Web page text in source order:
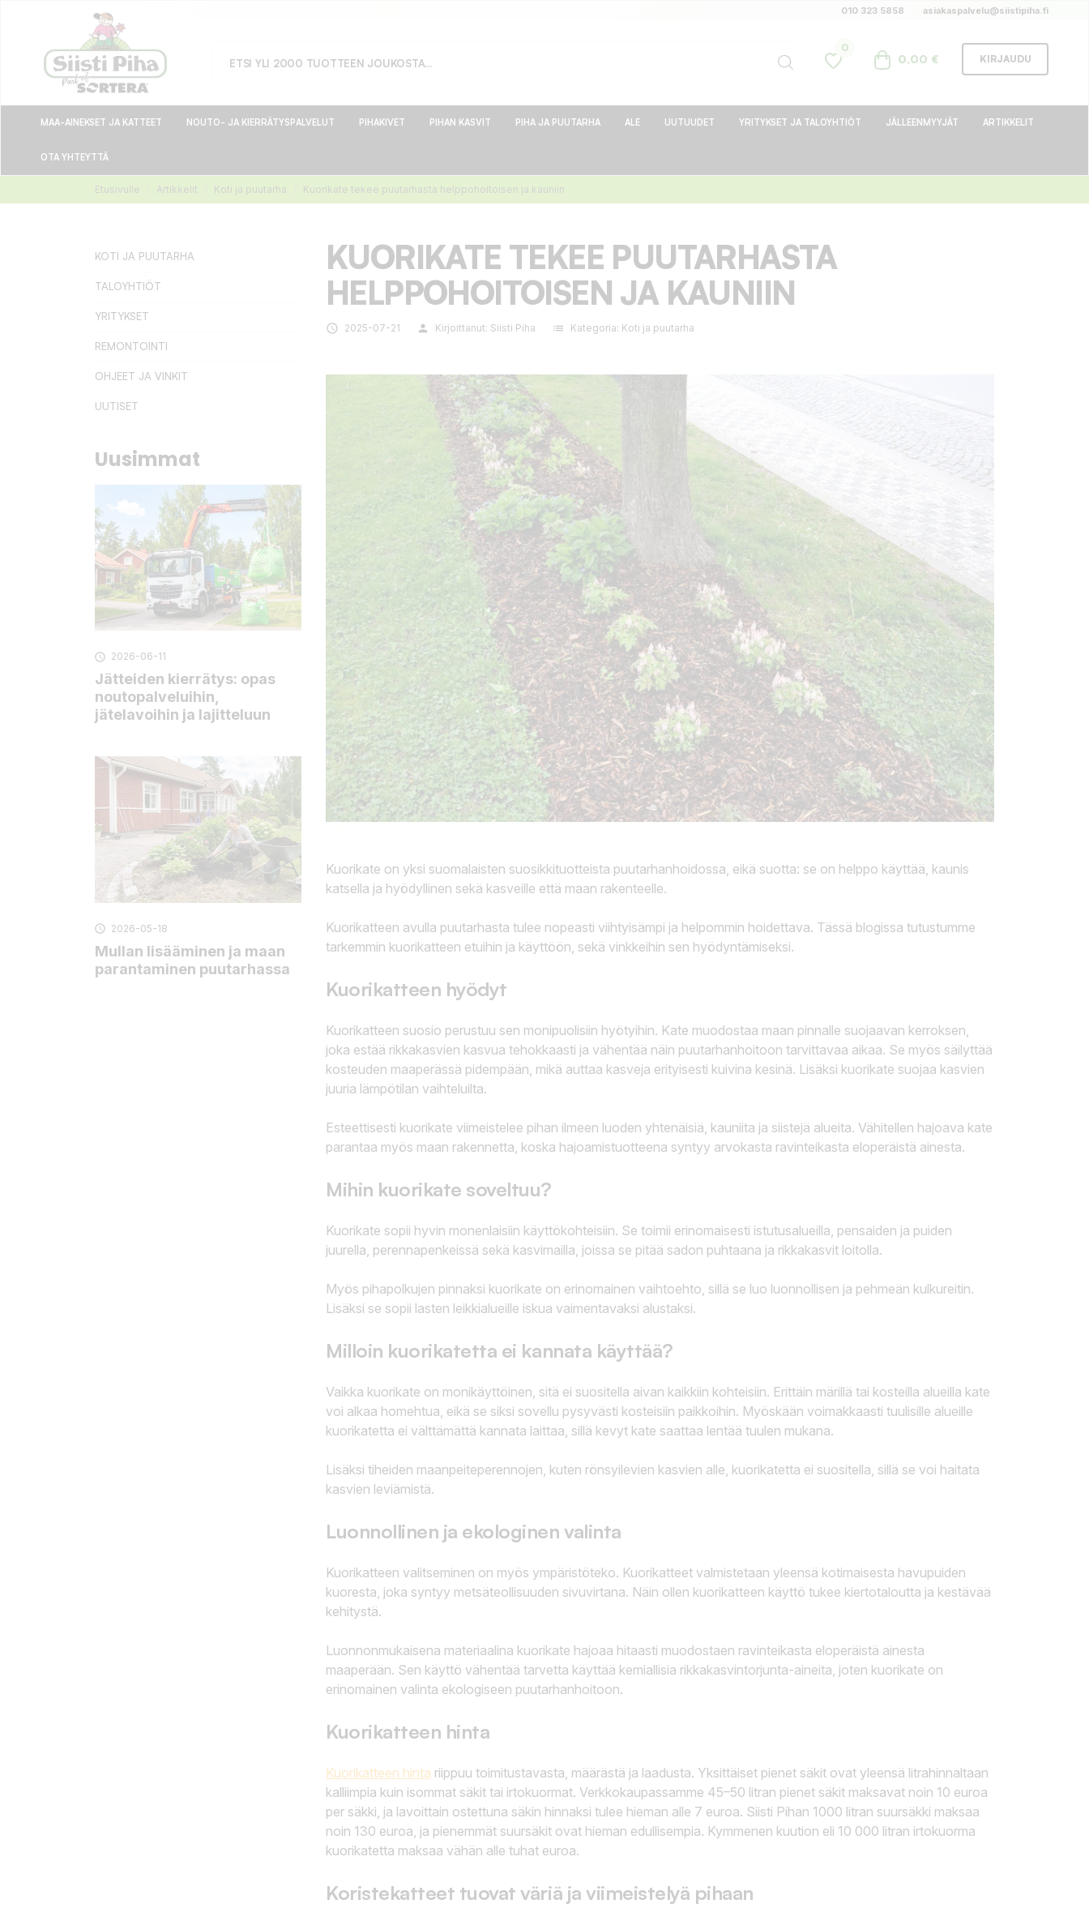
010 323 5858 asiakaspalvelu@siistipiha.fi
0
0,00 € KIRJAUDU
MAA-AINEKSET JA KATTEET NOUTO- JA KIERRÄTYSPALVELUT PIHAKIVET PIHAN KASVIT PIHA JA PUUTARHA ALE UUTUUDET YRITYKSET JA TALOYHTIÖT JÄLLEENMYYJÄT ARTIKKELIT
OTA YHTEYTTÄ
Etusivulle Artikkelit Koti ja puutarha Kuorikate tekee puutarhasta helppohoitoisen ja kauniin
KOTI JA PUUTARHA
TALOYHTIÖT
YRITYKSET
REMONTOINTI
OHJEET JA VINKIT
UUTISET
Uusimmat
 2026-06-11
Jätteiden kierrätys: opas
noutopalveluihin,
jätelavoihin ja lajitteluun
 2026-05-18
Mullan lisääminen ja maan
parantaminen puutarhassa
KUORIKATE TEKEE PUUTARHASTA
HELPPOHOITOISEN JA KAUNIIN
 2025-07-21 person Kirjoittanut: Siisti Piha list Kategoria: Koti ja puutarha
Kuorikate on yksi suomalaisten suosikkituotteista puutarhanhoidossa, eikä suotta: se on helppo käyttää, kaunis
katsella ja hyödyllinen sekä kasveille että maan rakenteelle.
Kuorikatteen avulla puutarhasta tulee nopeasti viihtyisämpi ja helpommin hoidettava. Tässä blogissa tutustumme
tarkemmin kuorikatteen etuihin ja käyttöön, sekä vinkkeihin sen hyödyntämiseksi.
Kuorikatteen hyödyt
Kuorikatteen suosio perustuu sen monipuolisiin hyötyihin. Kate muodostaa maan pinnalle suojaavan kerroksen,
joka estää rikkakasvien kasvua tehokkaasti ja vähentää näin puutarhanhoitoon tarvittavaa aikaa. Se myös säilyttää
kosteuden maaperässä pidempään, mikä auttaa kasveja erityisesti kuivina kesinä. Lisäksi kuorikate suojaa kasvien
juuria lämpötilan vaihteluilta.
Esteettisesti kuorikate viimeistelee pihan ilmeen luoden yhtenäisiä, kauniita ja siistejä alueita. Vähitellen hajoava kate
parantaa myös maan rakennetta, koska hajoamistuotteena syntyy arvokasta ravinteikasta eloperäistä ainesta.
Mihin kuorikate soveltuu?
Kuorikate sopii hyvin monenlaisiin käyttökohteisiin. Se toimii erinomaisesti istutusalueilla, pensaiden ja puiden
juurella, perennapenkeissä sekä kasvimailla, joissa se pitää sadon puhtaana ja rikkakasvit loitolla.
Myös pihapolkujen pinnaksi kuorikate on erinomainen vaihtoehto, sillä se luo luonnollisen ja pehmeän kulkureitin.
Lisäksi se sopii lasten leikkialueille iskua vaimentavaksi alustaksi.
Milloin kuorikatetta ei kannata käyttää?
Vaikka kuorikate on monikäyttöinen, sitä ei suositella aivan kaikkiin kohteisiin. Erittäin märillä tai kosteilla alueilla kate
voi alkaa homehtua, eikä se siksi sovellu pysyvästi kosteisiin paikkoihin. Myöskään voimakkaasti tuulisille alueille
kuorikatetta ei välttämättä kannata laittaa, sillä kevyt kate saattaa lentää tuulen mukana.
Lisäksi tiheiden maanpeiteperennojen, kuten rönsyilevien kasvien alle, kuorikatetta ei suositella, sillä se voi haitata
kasvien leviämistä.
Luonnollinen ja ekologinen valinta
Kuorikatteen valitseminen on myös ympäristöteko. Kuorikatteet valmistetaan yleensä kotimaisesta havupuiden
kuoresta, joka syntyy metsäteollisuuden sivuvirtana. Näin ollen kuorikatteen käyttö tukee kiertotaloutta ja kestävää
kehitystä.
Luonnonmukaisena materiaalina kuorikate hajoaa hitaasti muodostaen ravinteikasta eloperäistä ainesta
maaperään. Sen käyttö vähentää tarvetta käyttää kemiallisia rikkakasvintorjunta-aineita, joten kuorikate on
erinomainen valinta ekologiseen puutarhanhoitoon.
Kuorikatteen hinta
Kuorikatteen hinta riippuu toimitustavasta, määrästä ja laadusta. Yksittäiset pienet säkit ovat yleensä litrahinnaltaan
kalliimpia kuin isommat säkit tai irtokuormat. Verkkokaupassamme 45–50 litran pienet säkit maksavat noin 10 euroa
per säkki, ja lavoittain ostettuna säkin hinnaksi tulee hieman alle 7 euroa. Siisti Pihan 1000 litran suursäkki maksaa
noin 130 euroa, ja pienemmät suursäkit ovat hieman edullisempia. Kymmenen kuution eli 10 000 litran irtokuorma
kuorikatetta maksaa vähän alle tuhat euroa.
Koristekatteet tuovat väriä ja viimeistelyä pihaan